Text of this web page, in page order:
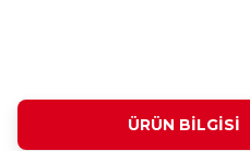
ÜRÜN BILGISI